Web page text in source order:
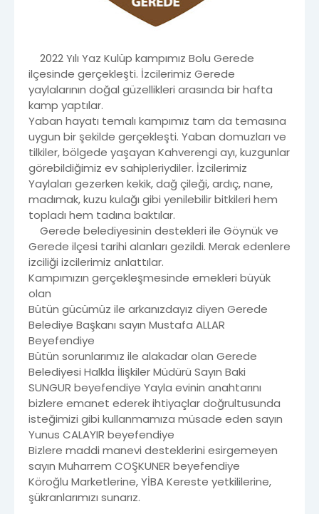
2022 Yılı Yaz Kulüp kampımız Bolu Gerede
ilçesinde gerçekleşti. İzcilerimiz Gerede
yaylalarının doğal güzellikleri arasında bir hafta
kamp yaptılar.
Yaban hayatı temalı kampımız tam da temasına
uygun bir şekilde gerçekleşti. Yaban domuzları ve
tilkiler, bölgede yaşayan Kahverengi ayı, kuzgunlar
görebildiğimiz ev sahipleriydiler. İzcilerimiz
Yaylaları gezerken kekik, dağ çileği, ardıç, nane,
madımak, kuzu kulağı gibi yenilebilir bitkileri hem
topladı hem tadına baktılar.
Gerede belediyesinin destekleri ile Göynük ve
Gerede ilçesi tarihi alanları gezildi. Merak edenlere
izciliği izcilerimiz anlattılar.
Kampımızın gerçekleşmesinde emekleri büyük
olan
Bütün gücümüz ile arkanızdayız diyen Gerede
Belediye Başkanı sayın Mustafa ALLAR
Beyefendiye
Bütün sorunlarımız ile alakadar olan Gerede
Belediyesi Halkla İlişkiler Müdürü Sayın Baki
SUNGUR beyefendiye Yayla evinin anahtarını
bizlere emanet ederek ihtiyaçlar doğrultusunda
isteğimizi gibi kullanmamıza müsade eden sayın
Yunus CALAYIR beyefendiye
Bizlere maddi manevi desteklerini esirgemeyen
sayın Muharrem COŞKUNER beyefendiye
Köroğlu Marketlerine, YİBA Kereste yetkililerine,
şükranlarımızı sunarız.